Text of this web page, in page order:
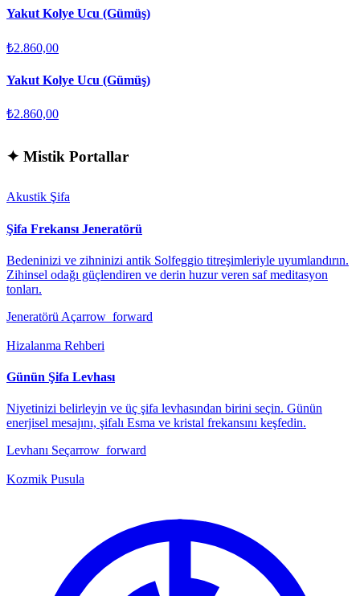
Yakut Kolye Ucu (Gümüş)
₺2.860,00
Yakut Kolye Ucu (Gümüş)
₺2.860,00
✦ Mistik Portallar
Akustik Şifa
Şifa Frekansı Jeneratörü
Bedeninizi ve zihninizi antik Solfeggio titreşimleriyle uyumlandırın.
Zihinsel odağı güçlendiren ve derin huzur veren saf meditasyon
tonları.
Jeneratörü Açarrow_forward
Hizalanma Rehberi
Günün Şifa Levhası
Niyetinizi belirleyin ve üç şifa levhasından birini seçin. Günün
enerjisel mesajını, şifalı Esma ve kristal frekansını keşfedin.
Levhanı Seçarrow_forward
Kozmik Pusula